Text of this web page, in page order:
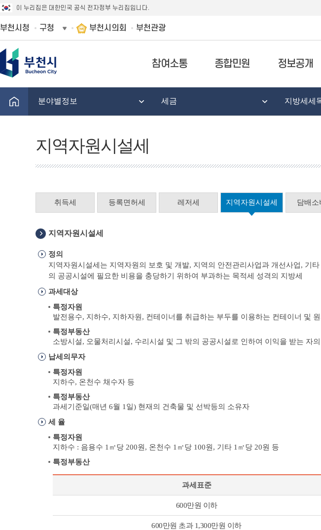
이 누리집은 대한민국 공식 전자정부 누리집입니다.
부천시청 구청 부천시의회 부천관광
참여소통 종합민원 정보공개
분야별정보 세금 지방세세
지역자원시설세
취득세 등록면허세 레저세 지역자원시설세 담배소
지역자원시설세
정의
지역자원시설세는 지역자원의 보호 및 개발, 지역의 안전관리사업과 개선사업, 기
의 공공시설에 필요한 비용을 충당하기 위하여 부과하는 목적세 성격의 지방세
과세대상
특정자원
발전용수, 지하수, 지하자원, 컨테이너를 취급하는 부두를 이용하는 컨테이너 및
특정부동산
소방시설, 오물처리시설, 수리시설 및 그 밖의 공공시설로 인하여 이익을 받는 자
납세의무자
특정자원
지하수, 온천수 채수자 등
특정부동산
과세기준일(매년 6월 1일) 현재의 건축물 및 선박등의 소유자
세 율
특정자원
지하수 : 음용수 1㎥당 200원, 온천수 1㎥당 100원, 기타 1㎥당 20원 등
특정부동산
과세표준
600만원 이하
600만원 초과 1,300만원 이하